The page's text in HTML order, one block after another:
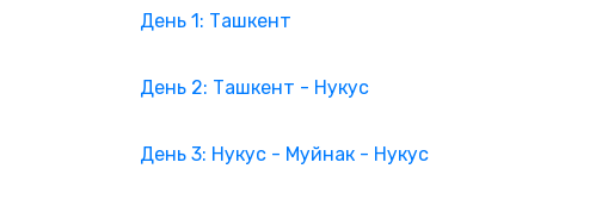
День 1: Ташкент
День 2: Ташкент - Нукус
День 3: Нукус - Муйнак - Нукус